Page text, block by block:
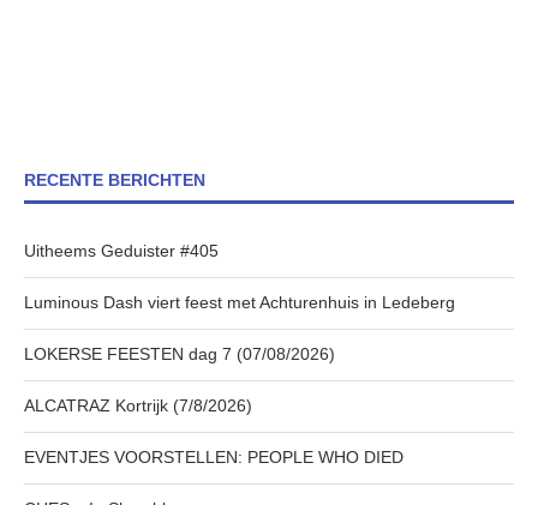
RECENTE BERICHTEN
Uitheems Geduister #405
Luminous Dash viert feest met Achturenhuis in Ledeberg
LOKERSE FEESTEN dag 7 (07/08/2026)
ALCATRAZ Kortrijk (7/8/2026)
EVENTJES VOORSTELLEN: PEOPLE WHO DIED